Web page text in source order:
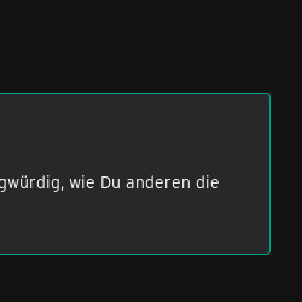
wie Du anderen die